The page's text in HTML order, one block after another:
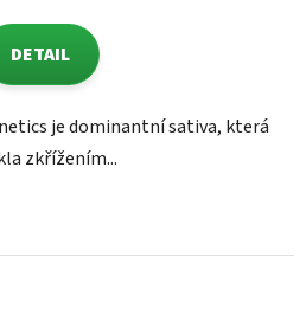
DETAIL
je dominantní sativa, která
zkřížením...